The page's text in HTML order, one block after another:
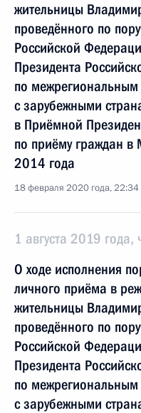
жительницы
проведённого по
Российской
Президента
по межрегиональным
с зарубежными
в Приёмной
по приёму граждан в
2014 года
18 февраля 2020 года, 22:34
1 августа 2019 года,
О ходе исполнения
личного приёма в
жительницы
проведённого по
Российской
Президента
по межрегиональным
с зарубежными